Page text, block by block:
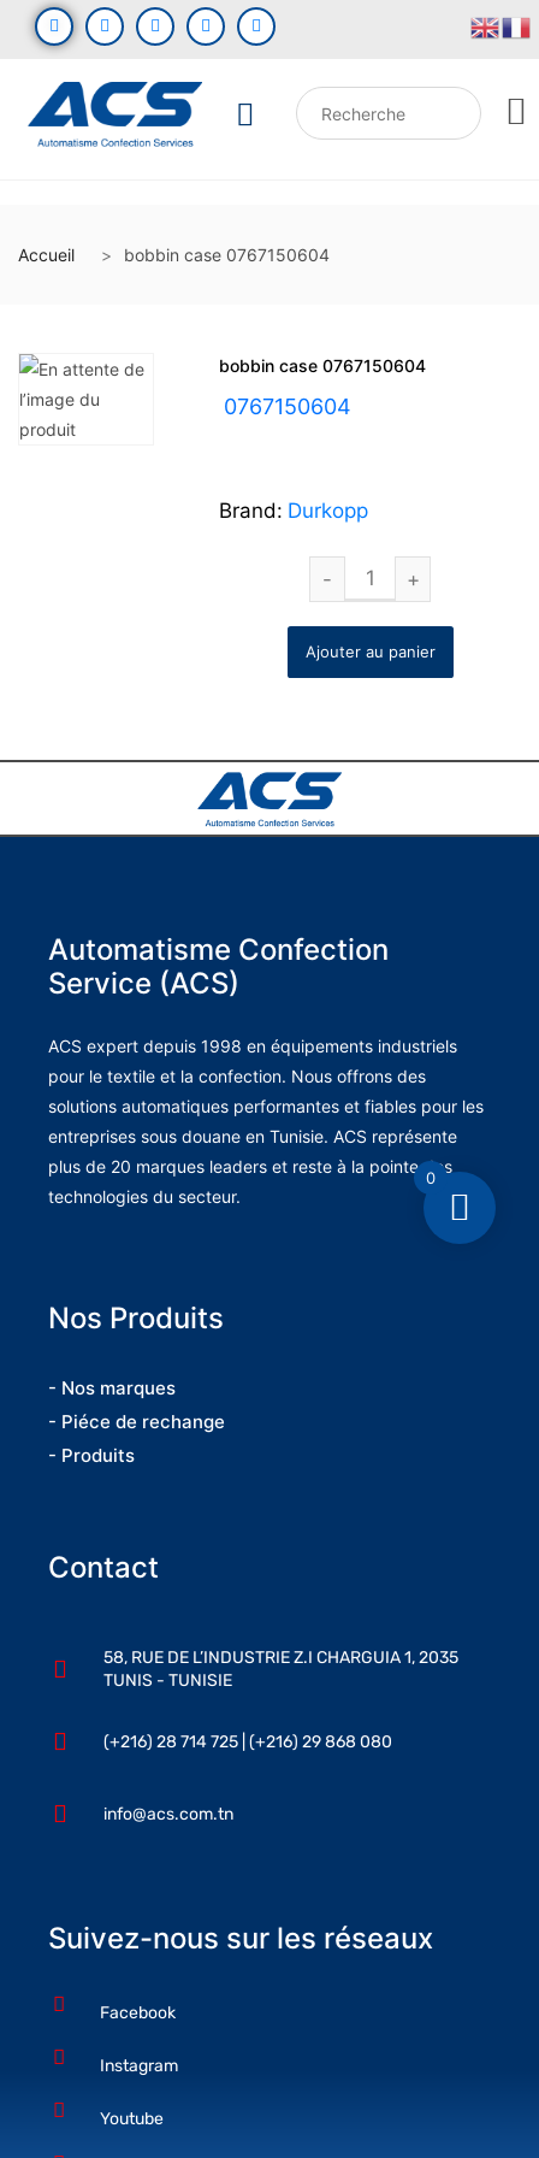
Accueil bobbin case 0767150604
bobbin case 0767150604
0767150604
Brand: Durkopp
Ajouter au panier
Automatisme Confection
Service (ACS)
ACS expert depuis 1998 en équipements industriels
pour le textile et la confection. Nous offrons des
solutions automatiques performantes et fiables pour les
entreprises sous douane en Tunisie. ACS représente
plus de 20 marques leaders et reste à la pointe des
technologies du secteur.
Nos Produits
- Nos marques
- Piéce de rechange
- Produits
Contact
58, RUE DE L’INDUSTRIE Z.I CHARGUIA 1, 2035
TUNIS - TUNISIE
(+216) 28 714 725 | (+216) 29 868 080
info@acs.com.tn
Suivez-nous sur les réseaux
Facebook
Instagram
Youtube
0